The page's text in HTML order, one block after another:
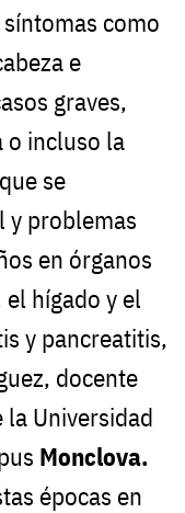
como
e
graves,
o incluso la
se
y problemas
en órganos
hígado y el
y pancreatitis,
docente
la Universidad
Monclova.
épocas en